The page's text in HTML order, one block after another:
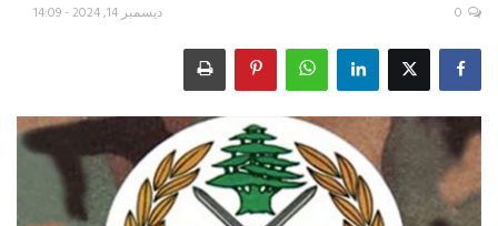
اقتصاد
علوم وتكنولوجيا
رياضة
ديسمبر 14, 2024 - 14:09 0